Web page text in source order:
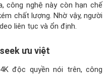
công nghệ này còn hạn chế
chất lượng. Nhờ vậy, người
liên tục và ổn định.
ưu việt
độc quyền nói trên, công